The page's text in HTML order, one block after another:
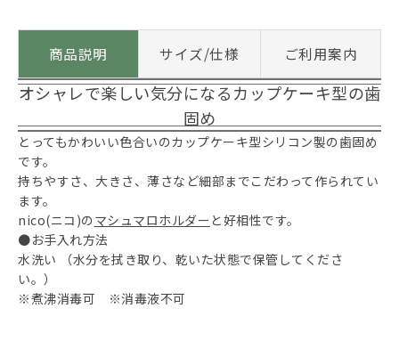
商品説明 サイズ/仕様 ご利用案内
オシャレで楽しい気分になるカップケーキ型の歯
固め
とってもかわいい色合いのカップケーキ型シリコン製の歯固め
です。
持ちやすさ、大きさ、薄さなど細部までこだわって作られてい
ます。
nico(ニコ)の マシュマロホルダー と好相性です。
●お手入れ方法
水洗い （水分を拭き取り、乾いた状態で保管してくださ
い。）
※煮沸消毒可 ※消毒液不可